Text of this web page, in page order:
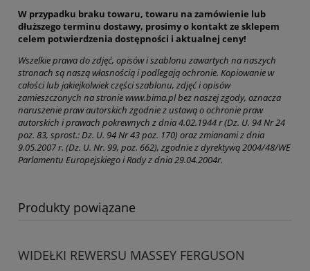
W przypadku braku towaru, towaru na zamówienie lub
dłuższego terminu dostawy, prosimy o kontakt ze sklepem
celem potwierdzenia dostępności i aktualnej ceny!
Wszelkie prawa do zdjęć, opisów i szablonu zawartych na naszych
stronach są naszą własnością i podlegają ochronie. Kopiowanie w
całości lub jakiejkolwiek części szablonu, zdjęć i opisów
zamieszczonych na stronie www.bima.pl bez naszej zgody, oznacza
naruszenie praw autorskich zgodnie z ustawą o ochronie praw
autorskich i prawach pokrewnych z dnia 4.02.1944 r (Dz. U. 94 Nr 24
poz. 83, sprost.: Dz. U. 94 Nr 43 poz. 170) oraz zmianami z dnia
9.05.2007 r. (Dz. U. Nr. 99, poz. 662), zgodnie z dyrektywą 2004/48/WE
Parlamentu Europejskiego i Rady z dnia 29.04.2004r.
Produkty powiązane
WIDEŁKI REWERSU MASSEY FERGUSON